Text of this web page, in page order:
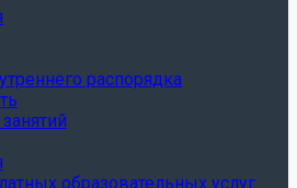
распорядка
образовательных услуг